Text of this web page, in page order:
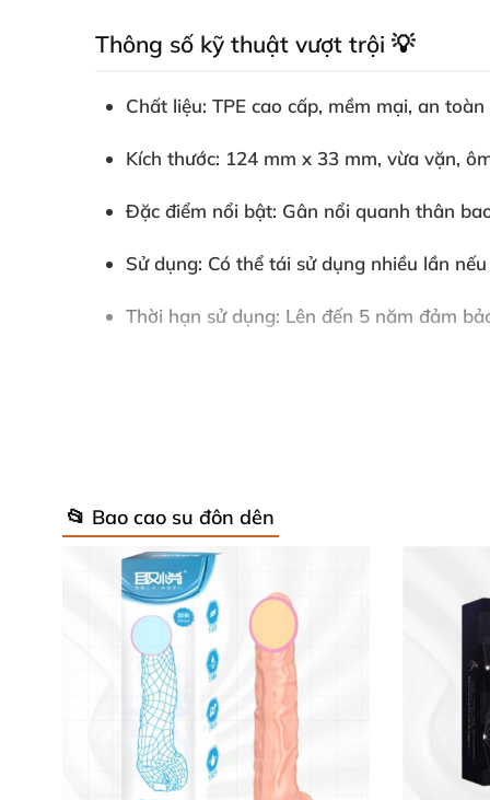
Thông số kỹ thuật vượt trội 💡
Chất liệu: TPE cao cấp, mềm mại, an
Kích thước: 124 mm x 33 mm, vừa vặn,
Đặc điểm nổi bật: Gân nổi quanh thân
Sử dụng: Có thể tái sử dụng nhiều lần
Thời hạn sử dụng: Lên đến 5 năm đảm
Bảo quản: Nơi khô ráo, thoáng mát giữ
Quy cách: 1 chiếc, tiện lợi mang theo và
Hướng dẫn sử dụng dễ dàng, tiện lợi
Trước khi dùng, hãy vệ sinh sản phẩm thật
bao giúp trải nghiệm thêm trơn tru và thoải
dụng giúp bạn dễ dàng chuẩn bị cho những
Phản hồi từ khách hàng yêu mến 💬
📂 Bao cao su đôn dên